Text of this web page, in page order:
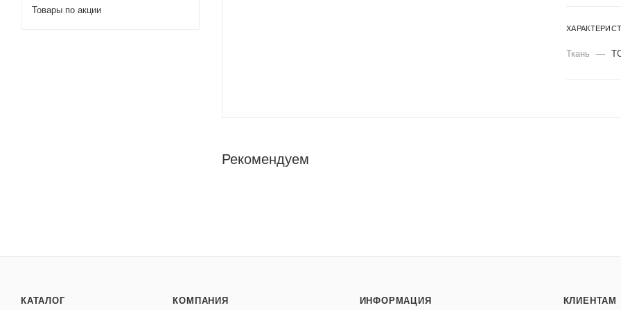
Ткань —
Рекомендуем
Товары по акции
КАТАЛОГ КОМПАНИЯ ИНФОРМАЦИЯ КЛИЕНТАМ